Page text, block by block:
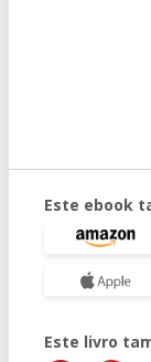
Este ebook
Este livro